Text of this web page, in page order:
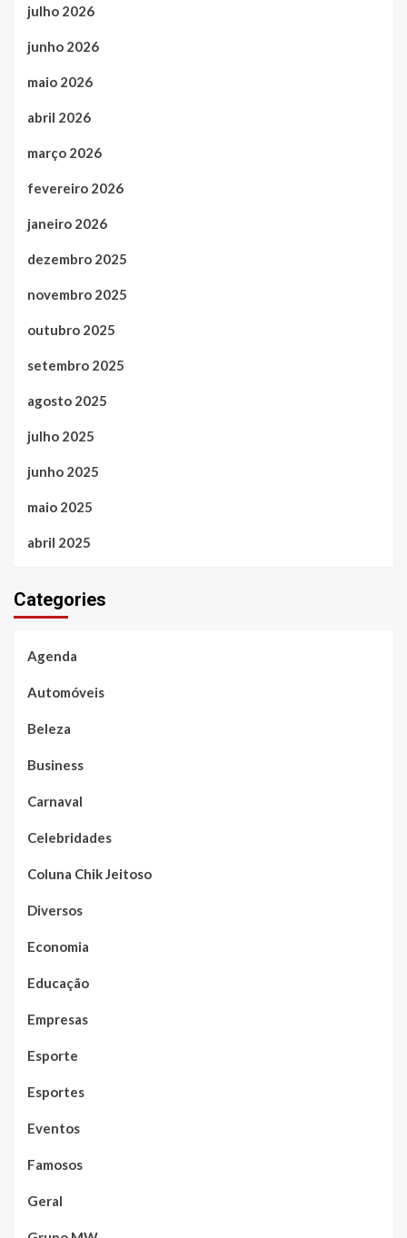
julho 2026
junho 2026
maio 2026
abril 2026
março 2026
fevereiro 2026
janeiro 2026
dezembro 2025
novembro 2025
outubro 2025
setembro 2025
agosto 2025
julho 2025
junho 2025
maio 2025
abril 2025
Categories
Agenda
Automóveis
Beleza
Business
Carnaval
Celebridades
Coluna Chik Jeitoso
Diversos
Economia
Educação
Empresas
Esporte
Esportes
Eventos
Famosos
Geral